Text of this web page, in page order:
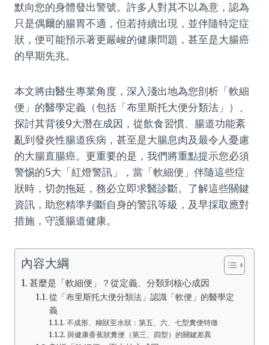
默向您的身體發出警號。許多人對其不以為意，認為
只是偶爾的腸胃不適，但若持續出現，並伴隨特定症
狀，便可能預示著更嚴峻的健康問題，甚至是大腸癌
的早期先兆。
本文將由醫生專業角度，深入淺出地為您剖析「軟細
便」的醫學定義（包括「布里斯托大便分類法」）、
探討其背後9大潛在成因，從飲食習慣、腸道功能紊
亂到發炎性腸道疾病，甚至是大腸息肉及最令人憂慮
的大腸直腸癌。更重要的是，我們將重點提示您必須
警惕的5大「紅燈警訊」，當「軟細便」伴隨這些症
狀時，切勿拖延，務必立即求醫診斷。了解這些關鍵
資訊，助您精準判斷自身的警訊等級，及早採取應對
措施，守護腸道健康。
內容大綱
甚麼是「軟細便」？從定義、分類到核心成因
從「布里斯托大便分類法」認識「軟便」的醫學定
義
不成形、糊狀至水狀：第五、六、七型糞便特徵
與健康香蕉狀糞便（第三、四型）的關鍵差異